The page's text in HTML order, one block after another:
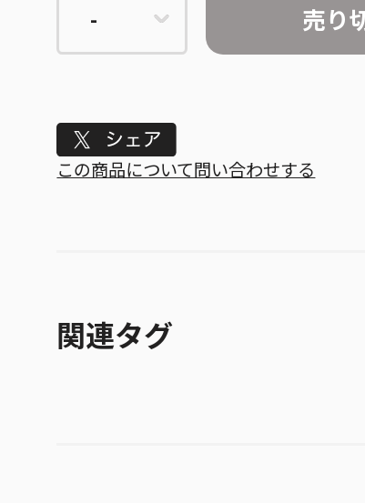
売り
Tweet
この商品について問い合わせする
関連タグ